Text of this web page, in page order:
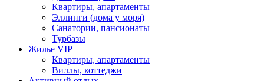
Квартиры, апартаменты
Эллинги (дома у моря)
Санатории, пансионаты
Турбазы
Жилье VIP
Квартиры, апартаменты
Виллы, коттеджи